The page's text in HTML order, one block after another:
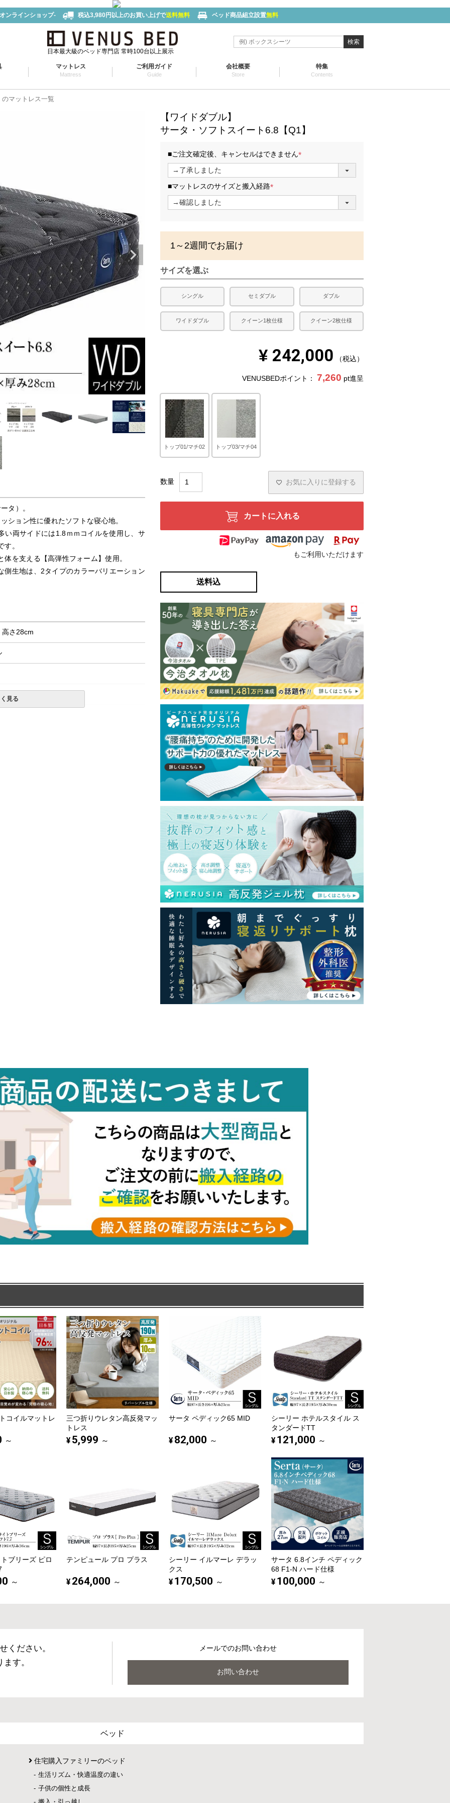
ンラインショップ- 税込3,980円以上のお買い上げで送料無料 ベッド商品組立設置無料
日本最大級のベッド専門店 常時100台以上展示
検索
マットレス
Mattress
ご利用ガイド
Guide
会社概要
Store
特集
Contents
マットレス一覧
タ）。
ション性に優れたソフトな寝心地。
い両サイドには1.8ｍｍコイルを使用し、サ
す。
を支える【高弾性フォーム】使用。
側生地は、2タイプのカラーバリエーション
さ28cm
見る
【ワイドダブル】
サータ・ソフトスイート6.8【Q1】
■ご注文確定後、キャンセルはできません
(
必
)
■マットレスのサイズと搬入経路
(
必
1～2週間でお届け
サイズを選ぶ
シングル セミダブル ダブル
ワイドダブル クイーン1枚仕様 クイーン2枚仕様
¥ 242,000 税込
VENUSBEDポイント： 7,260 pt進呈
トップ01/マチ02 トップ03/マチ04
お気に入りに登録する
カートに入れる
もご利用いただけます
送料込
コイルマットレ
～
三つ折りウレタン高反発マッ
トレス
¥ 5,999 ～
サータ ペディック65 MID
¥ 82,000 ～
シーリー ホテルスタイル ス
タンダードTT
¥ 121,000 ～
ブリーズ ピロ
～
テンピュール プロ プラス
¥ 264,000 ～
シーリー イルマーレ デラッ
クス
¥ 170,500 ～
サータ 6.8インチ ペディック
68 F1-N ハード仕様
¥ 100,000 ～
ください。
す。
メールでのお問い合わせ
お問い合わせ
ベッド
住宅購入ファミリーのベッド
生活リズム・快適温度の違い
子供の個性と成長